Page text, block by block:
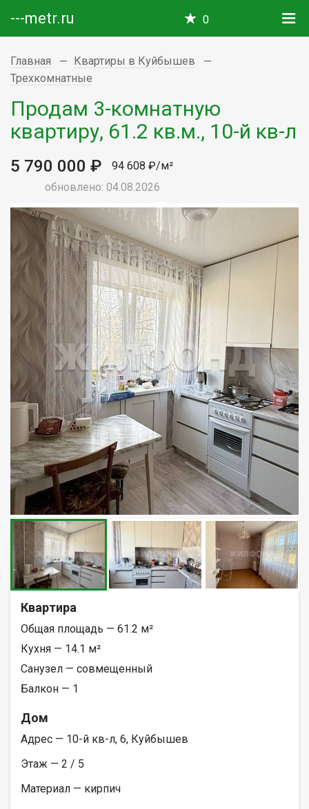
---metr.ru 0
Главная
Квартиры в Куйбышев
Трехкомнатные
Продам 3-комнатную
квартиру, 61.2 кв.м., 10-й кв-л
5 790 000 ₽
94 608 ₽/м²
обновлено: 04.08.2026
Квартира
Общая площадь — 61.2 м²
Кухня — 14.1 м²
Санузел — совмещенный
Балкон — 1
Дом
Адрес — 10-й кв-л, 6, Куйбышев
Этаж — 2 / 5
Материал — кирпич